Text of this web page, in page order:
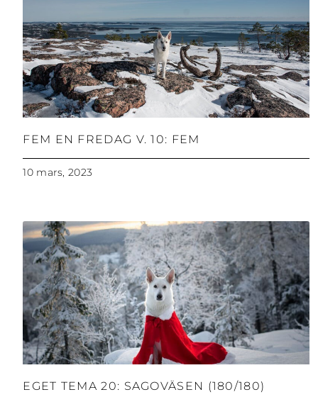
FEM EN FREDAG V. 10: FEM
10 mars, 2023
EGET TEMA 20: SAGOVÄSEN (180/180)